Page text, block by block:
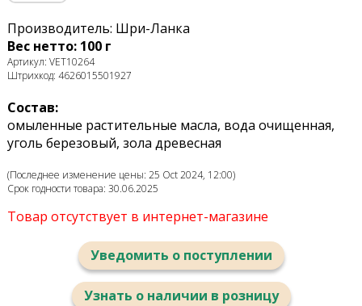
Производитель: Шри-Ланка
Вес нетто: 100 г
Артикул: VET10264
Штрихкод: 4626015501927
Состав:
омыленные растительные масла, вода очищенная,
уголь березовый, зола древесная
(Последнее изменение цены: 25 Oct 2024, 12:00)
Срок годности товара: 30.06.2025
Товар отсутствует в интернет-магазине
Уведомить о поступлении
Узнать о наличии в розницу